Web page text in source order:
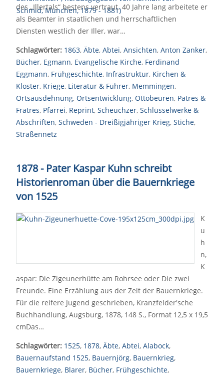
des „Illertals“ bestens vertraut. 40 Jahre lang arbeitete er
als Beamter in staatlichen und herrschaftlichen
Diensten westlich der Iller, war…
Schlagwörter: 1863, Äbte, Abtei, Ansichten, Anton Zanker,
Bücher, Egmann, Evangelische Kirche, Ferdinand
Eggmann, Frühgeschichte, Infrastruktur, Kirchen &
Kloster, Kriege, Literatur & Führer, Memmingen,
Ortsausdehnung, Ortsentwicklung, Ottobeuren, Patres &
Fratres, Pfarrei, Reprint, Scheuchzer, Schlüsselwerke &
Abschriften, Schweden - Dreißigjähriger Krieg, Stiche,
Straßennetz
1878 - Pater Kaspar Kuhn schreibt
Historienroman über die Bauernkriege
von 1525
K
u
h
n,
K
aspar: Die Zigeunerhütte am Rohrsee oder Die zwei
Freunde. Eine Erzählung aus der Zeit der Bauernkriege.
Für die reifere Jugend geschrieben, Kranzfelder'sche
Buchhandlung, Augsburg, 1878, 148 S., Format 12,5 x 19,5
cmDas…
Schlagwörter: 1525, 1878, Äbte, Abtei, Alabock,
Bauernaufstand 1525, Bauernjörg, Bauernkrieg,
Bauernkriege, Blarer, Bücher, Frühgeschichte,